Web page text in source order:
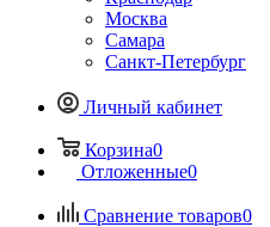
Москва
Самара
Санкт-Петербург
Личный кабинет
Корзина0
Отложенные0
Сравнение товаров0